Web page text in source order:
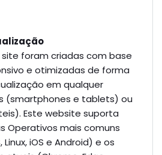
foram criadas com base
e otimizadas de forma
em qualquer
(smartphones e tablets) ou
Este website suporta
Operativos mais comuns
Linux, iOS e Android) e os